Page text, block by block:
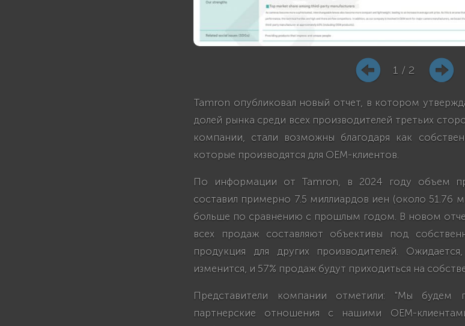
1 / 2
Tamron опубликовал новый отчет, в котором
долей рынка среди всех производителей третьих
компании, стали возможны благодаря как
которые производятся для OEM-клиентов.
По информации от Tamron, в 2024 году объем
составил примерно 7.5 миллиардов иен (около 51.76
больше по сравнению с прошлым годом. В новом
всех продаж составляют объективы под
продукция для других производителей.
изменится, и 57% продаж будут приходиться на
Представители компании отметили: "Мы будем
партнерские отношения с нашими OEM-